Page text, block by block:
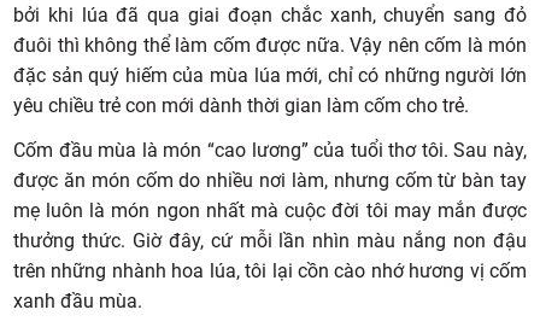
bởi khi lúa đã qua giai đoạn chắc xanh, chuyển sang đỏ
đuôi thì không thể làm cốm được nữa. Vậy nên cốm là món
đặc sản quý hiếm của mùa lúa mới, chỉ có những người lớn
yêu chiều trẻ con mới dành thời gian làm cốm cho trẻ.
Cốm đầu mùa là món “cao lương” của tuổi thơ tôi. Sau này,
được ăn món cốm do nhiều nơi làm, nhưng cốm từ bàn tay
mẹ luôn là món ngon nhất mà cuộc đời tôi may mắn được
thưởng thức. Giờ đây, cứ mỗi lần nhìn màu nắng non đậu
trên những nhành hoa lúa, tôi lại cồn cào nhớ hương vị cốm
xanh đầu mùa.